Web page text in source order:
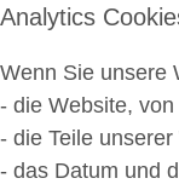
Analytics
Wenn Sie unsere
- die Website,
- die Teile
- das Datum und